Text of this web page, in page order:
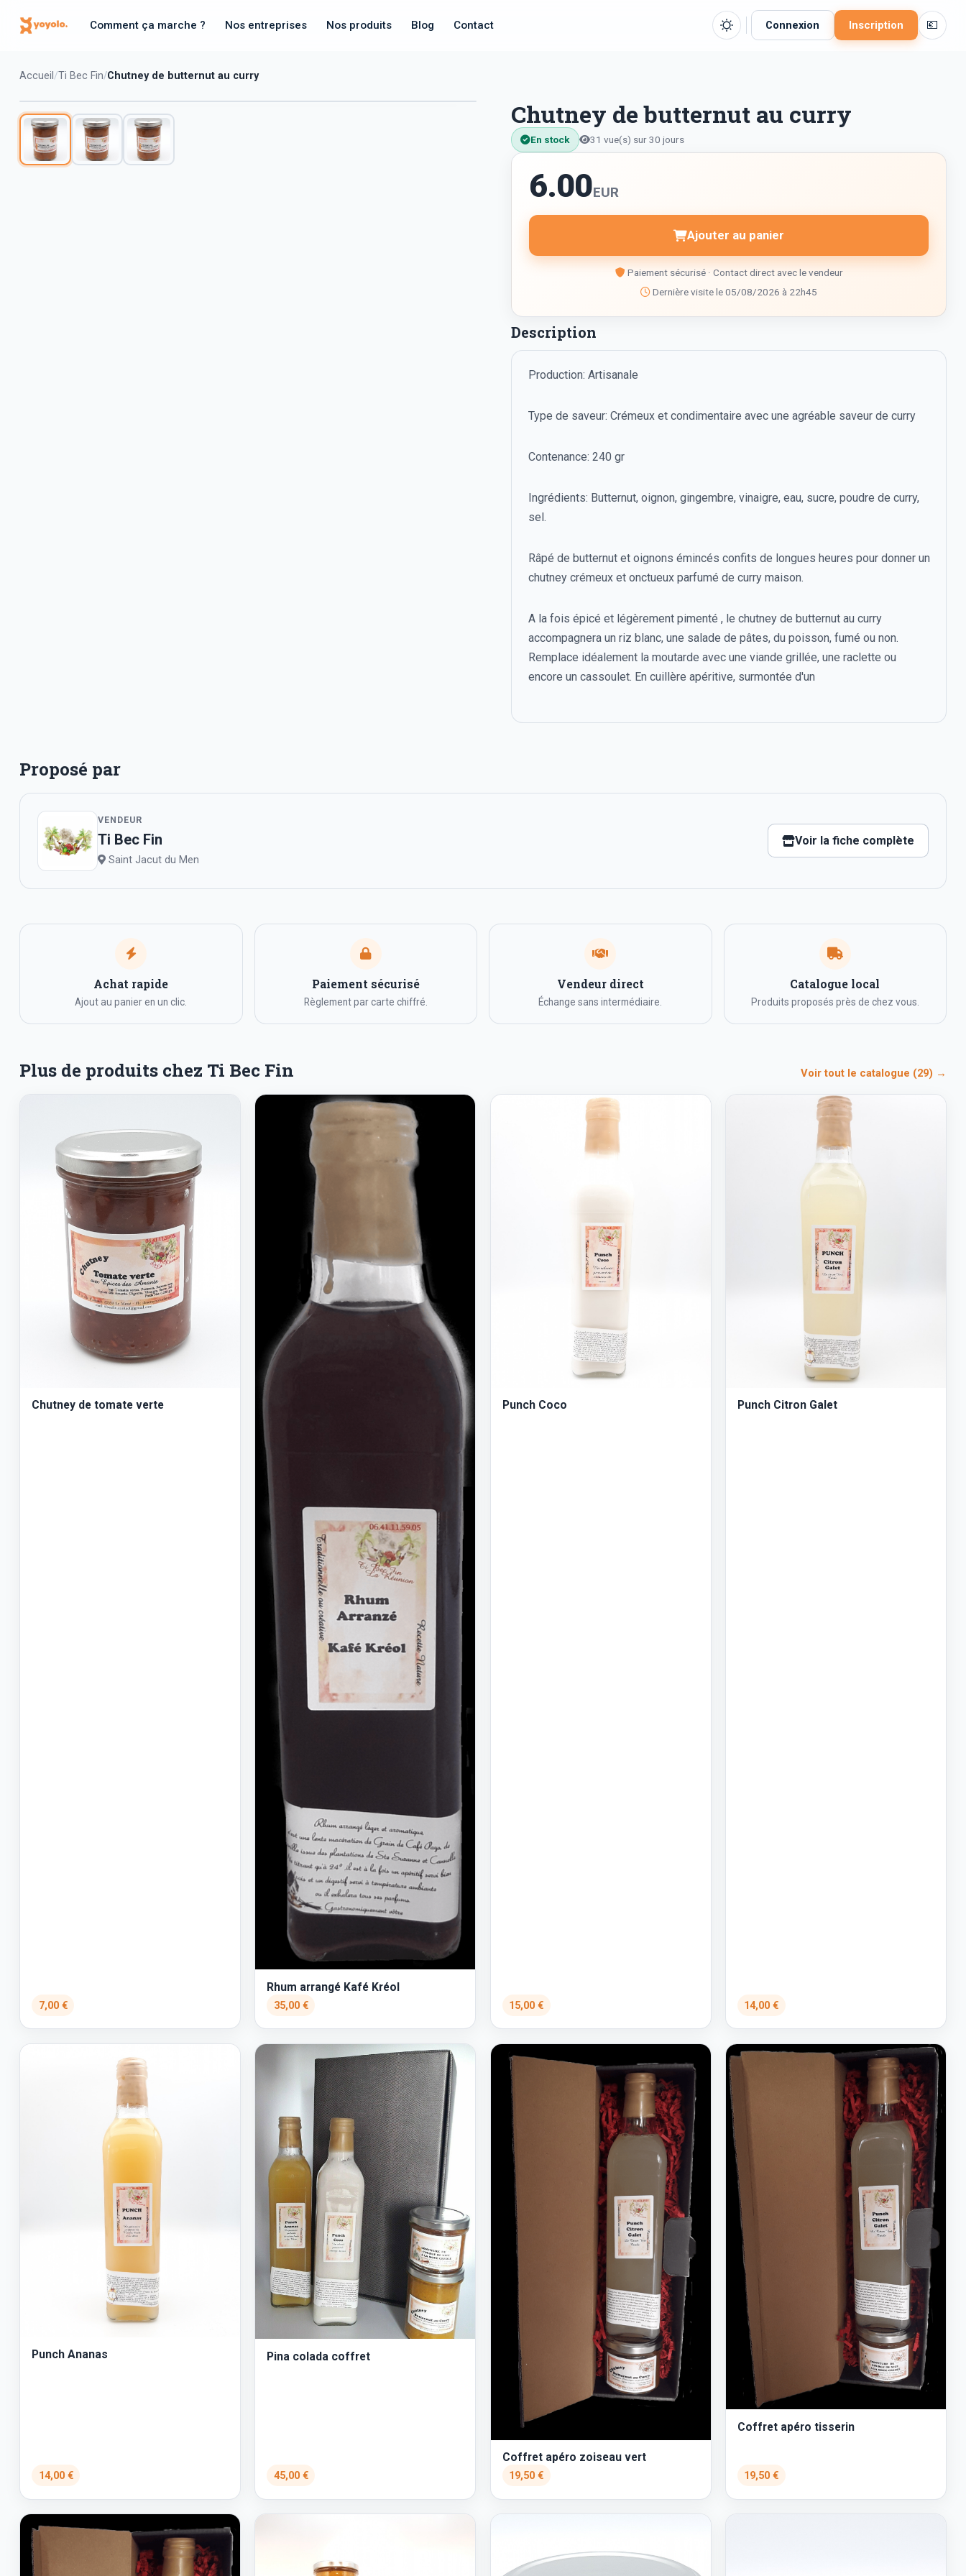
Comment ça marche ? Nos entreprises Nos produits Blog Contact Connexion Inscription 💶
Accueil Ti Bec Fin Chutney de butternut au curry
Chutney de butternut au curry
En stock 31 vue(s) sur 30 jours
6.00EUR
Ajouter au panier
Paiement sécurisé · Contact direct avec le vendeur
Dernière visite le 05/08/2026 à 22h45
Description
Production: Artisanale
Type de saveur: Crémeux et condimentaire avec une agréable saveur de curry
Contenance: 240 gr
Ingrédients: Butternut, oignon, gingembre, vinaigre, eau, sucre, poudre de curry,
sel.
Râpé de butternut et oignons émincés confits de longues heures pour donner un
chutney crémeux et onctueux parfumé de curry maison.
A la fois épicé et légèrement pimenté , le chutney de butternut au curry
accompagnera un riz blanc, une salade de pâtes, du poisson, fumé ou non.
Remplace idéalement la moutarde avec une viande grillée, une raclette ou
encore un cassoulet. En cuillère apéritive, surmontée d'un
Proposé par
VENDEUR
Ti Bec Fin
Saint Jacut du Men
Voir la fiche complète
Achat rapide
Ajout au panier en un clic.
Paiement sécurisé
Règlement par carte chiffré.
Vendeur direct
Échange sans intermédiaire.
Catalogue local
Produits proposés près de chez vous.
Plus de produits chez Ti Bec Fin Voir tout le catalogue (29) →
Chutney de tomate verte
7,00 €
Rhum arrangé Kafé Kréol
35,00 €
Punch Coco
15,00 €
Punch Citron Galet
14,00 €
Punch Ananas
14,00 €
Pina colada coffret
45,00 €
Coffret apéro zoiseau vert
19,50 €
Coffret apéro tisserin
19,50 €